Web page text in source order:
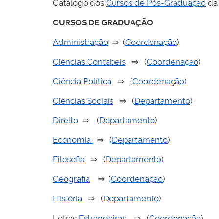
CURSOS DE GRADUAÇÃO
Administração ⇒ (Coordenação)
Ciências Contábeis ⇒ (Coordenação)
Ciência Política ⇒ (Coordenação)
Ciências Sociais ⇒ (Departamento)
Direito ⇒ (Departamento)
Economia ⇒ (Departamento)
Filosofia ⇒ (Departamento)
Geografia ⇒ (Coordenação)
História ⇒ (Departamento)